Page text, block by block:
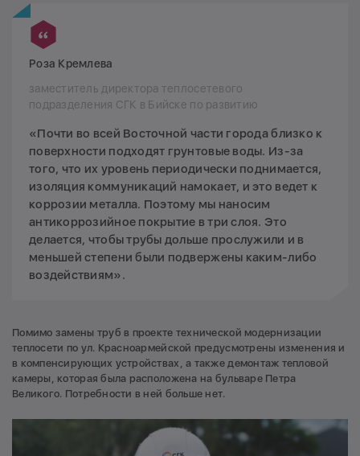
Роза Кремлева
заместитель директора теплосетевого
подразделения СГК в Бийске по развитию
«Почти во всей Восточной части города близко к
поверхности подходят грунтовые воды. Из-за
того, что их уровень периодически поднимается,
изоляция коммуникаций намокает, и это ведет к
коррозии металла. Поэтому мы наносим
антикоррозийное покрытие в три слоя. Это
делается, чтобы трубы дольше прослужили и в
меньшей степени были подвержены каким-либо
воздействиям».
Помимо замены труб в проекте технической модернизации
теплосети по ул. Красноармейской предусмотрены изменения и
в компенсирующих устройствах, а также демонтаж тепловой
камеры, которая была расположена на бульваре Петра
Великого. Потребности в ней больше нет.